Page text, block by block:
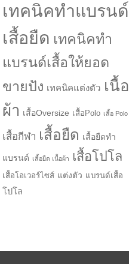
เทคนิคทำแบรนด์
เสื้อยืด เทคนิคทำ
แบรนด์เสื้อให้ยอด
ขายปัง เทคนิคแต่งตัว เนื้อ
ผ้า เสื้อOversize เสื้อPolo เสื้อ Polo
เสื้อกีฬา เสื้อยืด เสื้อยืดทำ
แบรนด์ เสื้อยืด เนื้อผ้า เสื้อโปโล
เสื้อโอเวอร์ไซส์ แต่งตัว แบรนด์เสื้อ
โปโล